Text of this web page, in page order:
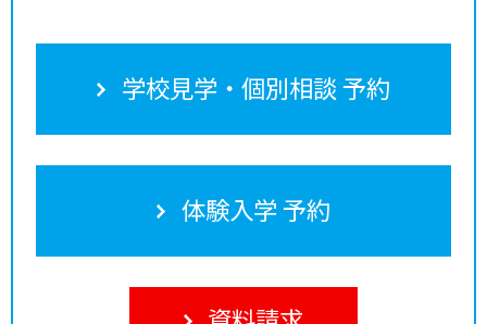
学校見学・個別相談 予約
体験入学 予約